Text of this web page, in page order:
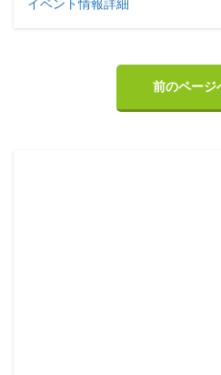
イベント情報詳細
前のページ